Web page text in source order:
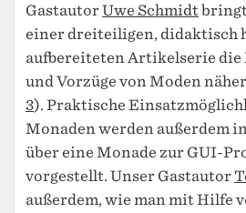
GastautorUwe Schmidt
einer dreiteiligen, didaktisch
aufbereiteten Artikelserie die
und Vorzüge von Moden
3). Praktische
Monaden werden außerdem
über eine Monade zur GUI-
vorgestellt. Unser Gastautor
außerdem, wie man mit Hilfe